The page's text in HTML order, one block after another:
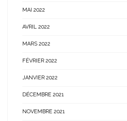
MAI 2022
AVRIL 2022
MARS 2022
FÉVRIER 2022
JANVIER 2022
DÉCEMBRE 2021
NOVEMBRE 2021